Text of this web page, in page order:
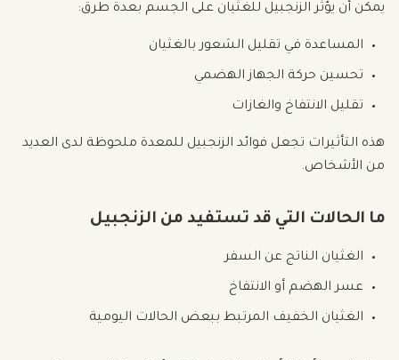
يمكن أن يؤثر الزنجبيل للغثيان على الجسم بعدة طرق:
المساعدة في تقليل الشعور بالغثيان
تحسين حركة الجهاز الهضمي
تقليل الانتفاخ والغازات
هذه التأثيرات تجعل فوائد الزنجبيل للمعدة ملحوظة لدى العديد
من الأشخاص.
ما الحالات التي قد تستفيد من الزنجبيل
الغثيان الناتج عن السفر
عسر الهضم أو الانتفاخ
الغثيان الخفيف المرتبط ببعض الحالات اليومية